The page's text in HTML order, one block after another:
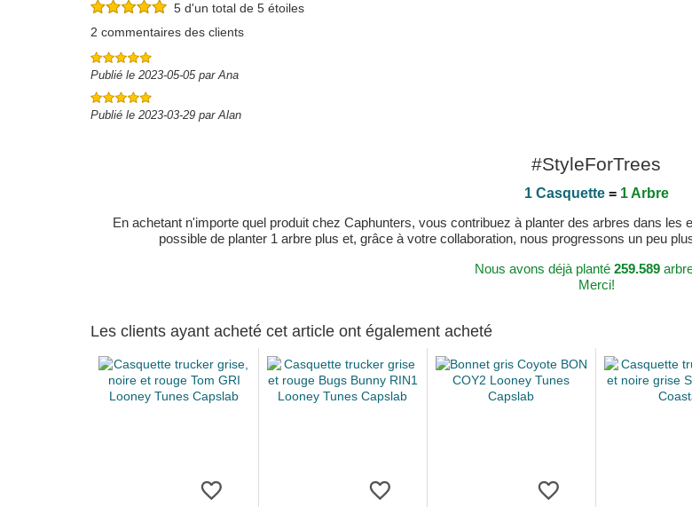
5 d'un total de 5 étoiles
2 commentaires des clients
Publié le 2023-05-05 par Ana
Publié le 2023-03-29 par Alan
#StyleForTrees
1 Casquette= 1 Arbre
En achetant n'importe quel produit chez Caphunters, vous contribuez à planter des arbres dans les
possible de planter 1 arbre plus et, grâce à votre collaboration, nous progressons un peu
Nous avons déjà planté 259.589
Merci!
Les clients ayant acheté cet article ont également acheté